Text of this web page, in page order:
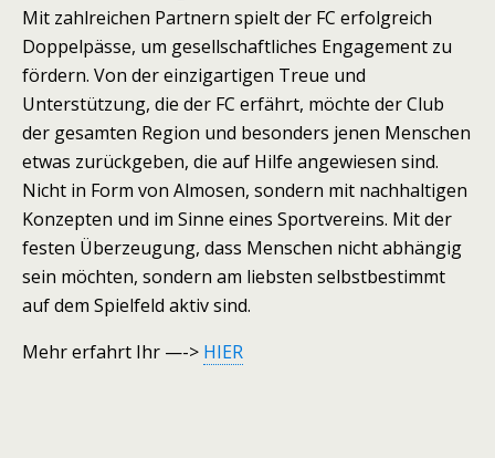
Mit zahlreichen Partnern spielt der FC erfolgreich
Doppelpässe, um gesellschaftliches Engagement zu
fördern. Von der einzigartigen Treue und
Unterstützung, die der FC erfährt, möchte der Club
der gesamten Region und besonders jenen Menschen
etwas zurückgeben, die auf Hilfe angewiesen sind.
Nicht in Form von Almosen, sondern mit nachhaltigen
Konzepten und im Sinne eines Sportvereins. Mit der
festen Überzeugung, dass Menschen nicht abhängig
sein möchten, sondern am liebsten selbstbestimmt
auf dem Spielfeld aktiv sind.
Mehr erfahrt Ihr —-> HIER